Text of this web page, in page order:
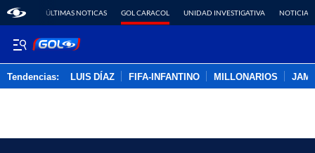
ÚLTIMAS NOTICAS GOL CARACOL UNIDAD INVESTIGATIVA NOTICIAS
Tendencias: LUIS DÍAZ FIFA-INFANTINO MILLONARIOS